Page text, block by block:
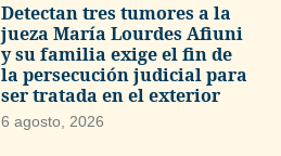
Detectan tres tumores a la
jueza María Lourdes Afiuni
y su familia exige el fin de
la persecución judicial para
ser tratada en el exterior
6 agosto, 2026